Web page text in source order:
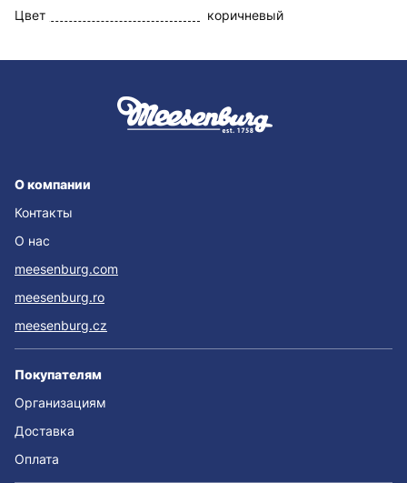
Цвет коричневый
О компании
Контакты
О нас
meesenburg.com
meesenburg.ro
meesenburg.cz
Покупателям
Организациям
Доставка
Оплата